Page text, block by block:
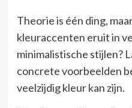
Theorie is één ding,
kleuraccenten eruit in
minimalistische stijlen?
concrete voorbeelden
veelzijdig kleur kan zijn.